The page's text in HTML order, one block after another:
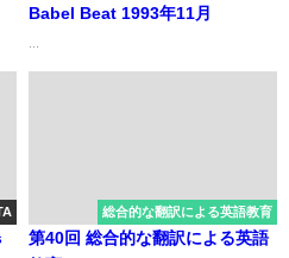
Babel Beat 1993年11月
総合的な翻訳による英語教育
第40回 総合的な翻訳による英語